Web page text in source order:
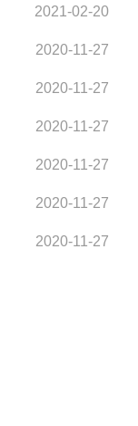
2021-02-20
2020-11-27
2020-11-27
2020-11-27
2020-11-27
2020-11-27
2020-11-27